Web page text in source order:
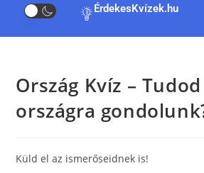
ÉrdekesKvízek.hu
Ország Kvíz –
országra
Küld el az ismerőseidnek is!